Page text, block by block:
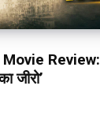
Review:
जीरो’